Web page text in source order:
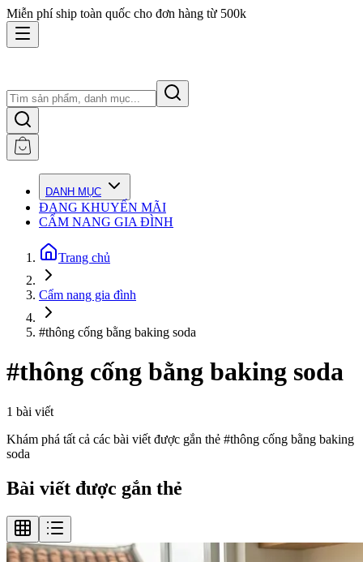
Miễn phí ship toàn quốc cho đơn hàng từ 500k
DANH MỤC
ĐANG KHUYẾN MÃI
CẨM NANG GIA ĐÌNH
Trang chủ
Cẩm nang gia đình
#thông cống bằng baking soda
#thông cống bằng baking soda
1 bài viết
Khám phá tất cả các bài viết được gắn thẻ #thông cống bằng baking
soda
Bài viết được gắn thẻ